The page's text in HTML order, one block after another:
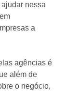
nessa
a
agências é
além de
o negócio,